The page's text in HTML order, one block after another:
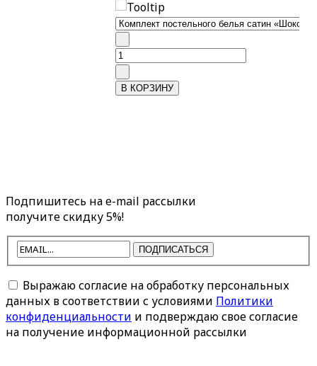
Подпишитесь на e-mail рассылки
получите скидку 5%!
ПОДПИСАТЬСЯ
Выражаю согласие на обработку персональных
данных в соответствии с условиями Политики
конфиденциальности и подверждаю свое согласие
на получение информационной рассылки